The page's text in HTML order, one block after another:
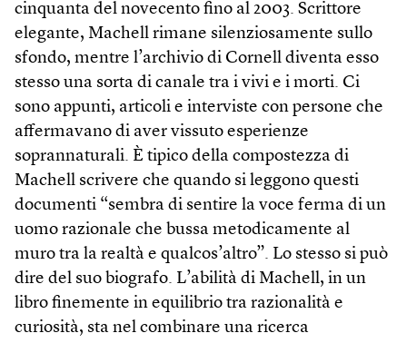
cinquanta del novecento fino al 2003. Scrittore
elegante, Machell rimane silenziosamente sullo
sfondo, mentre l’archivio di Cornell diventa esso
stesso una sorta di canale tra i vivi e i morti. Ci
sono appunti, articoli e interviste con persone che
affermavano di aver vissuto esperienze
soprannaturali. È tipico della compostezza di
Machell scrivere che quando si leggono questi
documenti “sembra di sentire la voce ferma di un
uomo razionale che bussa metodicamente al
muro tra la realtà e qualcos’altro”. Lo stesso si può
dire del suo biografo. L’abilità di Machell, in un
libro finemente in equilibrio tra razionalità e
curiosità, sta nel combinare una ricerca